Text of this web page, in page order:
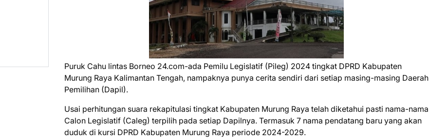
Puruk Cahu lintas Borneo 24.com-ada Pemilu Legislatif (Pileg) 2024 tingkat DPRD Kabupaten
Murung Raya Kalimantan Tengah, nampaknya punya cerita sendiri dari setiap masing-masing Daerah
Pemilihan (Dapil).
Usai perhitungan suara rekapitulasi tingkat Kabupaten Murung Raya telah diketahui pasti nama-nama
Calon Legislatif (Caleg) terpilih pada setiap Dapilnya. Termasuk 7 nama pendatang baru yang akan
duduk di kursi DPRD Kabupaten Murung Raya periode 2024-2029.